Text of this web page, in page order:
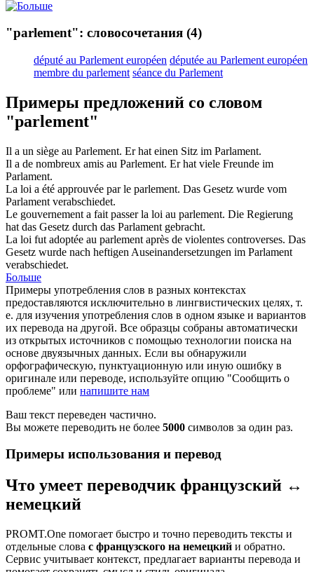
"parlement": словосочетания (4)
député au Parlement européen députée au Parlement européen
membre du parlement séance du Parlement
Примеры предложений со словом
"parlement"
Il a un siège au Parlement. Er hat einen Sitz im Parlament.
Il a de nombreux amis au Parlement. Er hat viele Freunde im
Parlament.
La loi a été approuvée par le parlement. Das Gesetz wurde vom
Parlament verabschiedet.
Le gouvernement a fait passer la loi au parlement. Die Regierung
hat das Gesetz durch das Parlament gebracht.
La loi fut adoptée au parlement après de violentes controverses. Das
Gesetz wurde nach heftigen Auseinandersetzungen im Parlament
verabschiedet.
Больше
Примеры употребления слов в разных контекстах
предоставляются исключительно в лингвистических целях, т.
е. для изучения употребления слов в одном языке и вариантов
их перевода на другой. Все образцы собраны автоматически
из открытых источников с помощью технологии поиска на
основе двуязычных данных. Если вы обнаружили
орфографическую, пунктуационную или иную ошибку в
оригинале или переводе, используйте опцию "Сообщить о
проблеме" или напишите нам
Ваш текст переведен частично.
Вы можете переводить не более 5000 символов за один раз.
Примеры использования и перевод
Что умеет переводчик французский ↔
немецкий
PROMT.One помогает быстро и точно переводить тексты и
отдельные слова с французского на немецкий и обратно.
Сервис учитывает контекст, предлагает варианты перевода и